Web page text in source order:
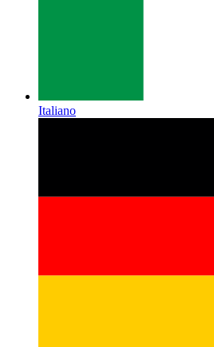
Italiano